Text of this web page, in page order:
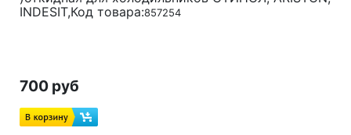
INDESIT,Код товара:857254
700 руб